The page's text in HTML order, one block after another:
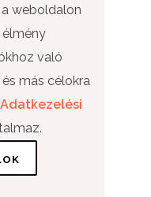
weboldalon
való
más célokra
Adatkezelési